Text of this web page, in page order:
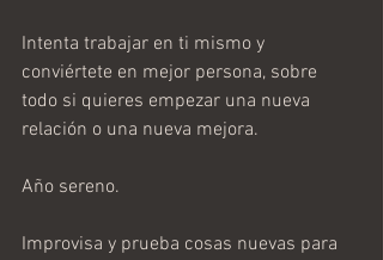
Intenta trabajar en ti mismo y
conviértete en mejor persona, sobre
todo si quieres empezar una nueva
relación o una nueva mejora.
Año sereno.
Improvisa y prueba cosas nuevas para